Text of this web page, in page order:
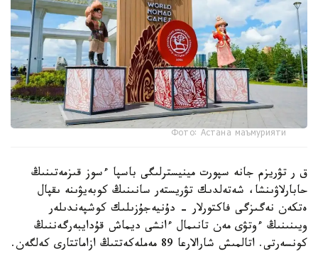
Фото: Астана маъмурияти
ق ر تۋريزم جانە سپورت مينيسترلىگى باسپا ءسوز قىزمەتىنىڭ
حابارلاۋىنشا، شەتەلدىك تۋريستەر سانىنىڭ كوبەيۋىنە ىقپال
ەتكەن نەگىزگى فاكتورلار - دۇنيەجۇزىلىك كوشپەندىلەر
ويىنىنىڭ ءوتۋى مەن تانىمال ءانشى ديماش قۇدايبەرگەننىڭ
كونسەرتى. اتالمىش شارالارعا 89 مەملەكەتتىڭ ازاماتتارى كەلگەن.